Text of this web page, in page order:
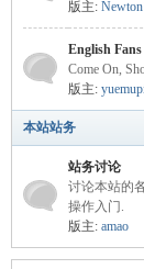
版主:
English Fans
Come On,
版主:
本站站务
站务讨论
讨论本站的
操作入门.
版主: amao